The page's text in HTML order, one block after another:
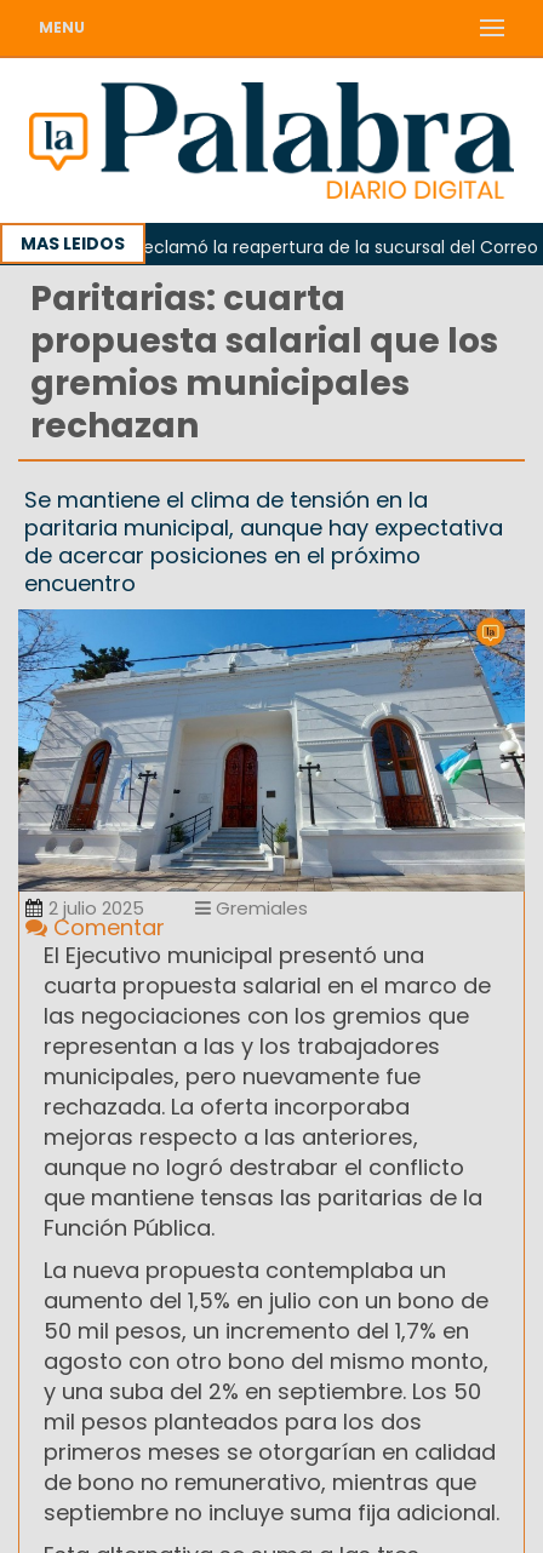
MENU
MAS LEIDOS
Odarda reclamó la reapertura de la sucursal del Correo
Paritarias: cuarta
propuesta salarial que los
gremios municipales
rechazan
Se mantiene el clima de tensión en la
paritaria municipal, aunque hay expectativa
de acercar posiciones en el próximo
encuentro
2 julio 2025 Gremiales
Comentar
El Ejecutivo municipal presentó una
cuarta propuesta salarial en el marco de
las negociaciones con los gremios que
representan a las y los trabajadores
municipales, pero nuevamente fue
rechazada. La oferta incorporaba
mejoras respecto a las anteriores,
aunque no logró destrabar el conflicto
que mantiene tensas las paritarias de la
Función Pública.
La nueva propuesta contemplaba un
aumento del 1,5% en julio con un bono de
50 mil pesos, un incremento del 1,7% en
agosto con otro bono del mismo monto,
y una suba del 2% en septiembre. Los 50
mil pesos planteados para los dos
primeros meses se otorgarían en calidad
de bono no remunerativo, mientras que
septiembre no incluye suma fija adicional.